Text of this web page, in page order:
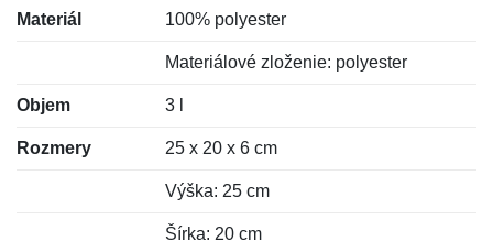
Materiál 100% polyester
Materiálové zloženie: polyester
Objem 3 l
Rozmery 25 x 20 x 6 cm
Výška: 25 cm
Šírka: 20 cm